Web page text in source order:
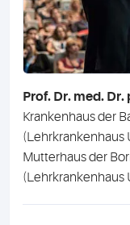
Prof. Dr. med.
Krankenhaus der
(Lehrkrankenhaus
Mutterhaus der
(Lehrkrankenhaus